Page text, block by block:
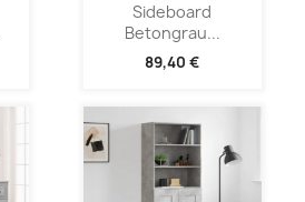
Sideboard
Betongrau...
89,40 €